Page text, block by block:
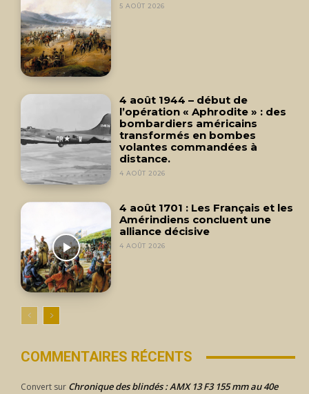
5 AOÛT 2026
4 août 1944 – début de
l’opération « Aphrodite » : des
bombardiers américains
transformés en bombes
volantes commandées à
distance.
4 AOÛT 2026
4 août 1701 : Les Français et les
Amérindiens concluent une
alliance décisive
4 AOÛT 2026
COMMENTAIRES RÉCENTS
Convert sur Chronique des blindés : AMX 13 F3 155 mm au 40e